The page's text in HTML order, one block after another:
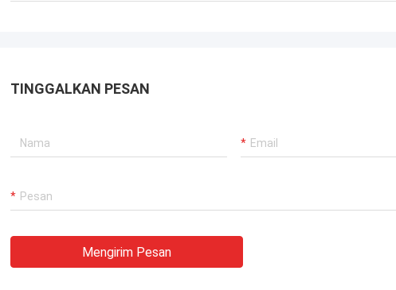
profesional.
TINGGALKAN PESAN
Mengirim Pesan